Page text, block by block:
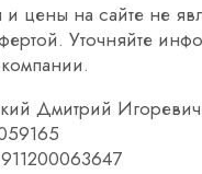
цены на сайте не
Уточняйте
Дмитрий Игоревич